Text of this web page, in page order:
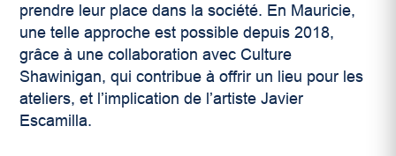
prendre leur place dans la société. En Mauricie,
une telle approche est possible depuis 2018,
grâce à une collaboration avec Culture
Shawinigan, qui contribue à offrir un lieu pour les
ateliers, et l’implication de l’artiste Javier
Escamilla.